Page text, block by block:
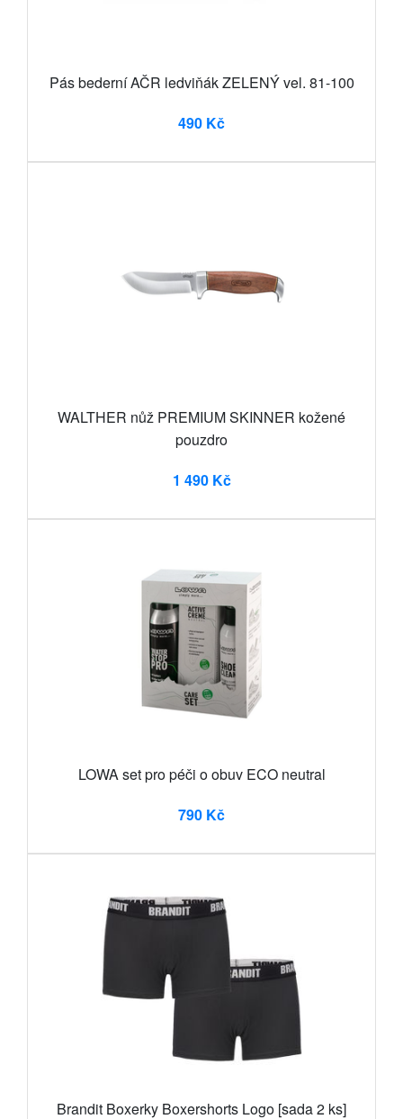
Pás bederní AČR ledviňák ZELENÝ vel. 81-100
490 Kč
WALTHER nůž PREMIUM SKINNER kožené
pouzdro
1 490 Kč
LOWA set pro péči o obuv ECO neutral
790 Kč
Brandit Boxerky Boxershorts Logo [sada 2 ks]